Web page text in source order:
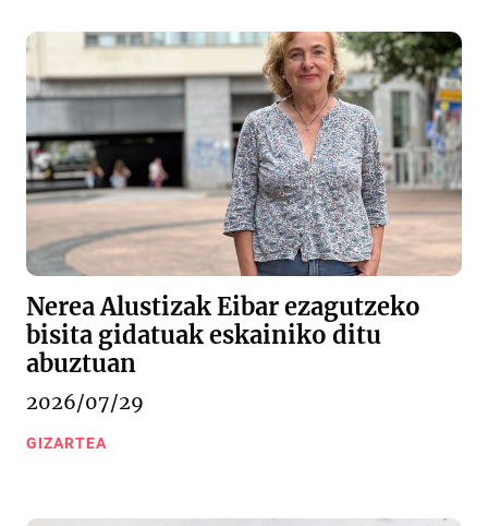
Nerea Alustizak Eibar ezagutzeko
bisita gidatuak eskainiko ditu
abuztuan
2026/07/29
GIZARTEA